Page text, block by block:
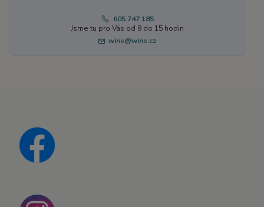
605 747 185
Jsme tu pro Vás od 9 do 15 hodin
wins@wins.cz